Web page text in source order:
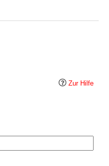
Zur Hilfe